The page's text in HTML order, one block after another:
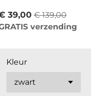
39,00 € 139,00
verzending
Kleur